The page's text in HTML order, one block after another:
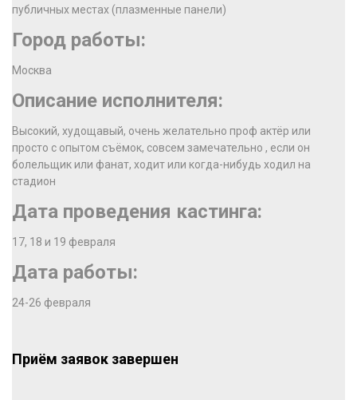
публичных местах (плазменные панели)
Город работы:
Москва
Описание исполнителя:
Высокий, худощавый, очень желательно проф актёр или
просто с опытом съёмок, совсем замечательно , если он
болельщик или фанат, ходит или когда-нибудь ходил на
стадион
Дата проведения кастинга:
17, 18 и 19 февраля
Дата работы:
24-26 февраля
Приём заявок завершен